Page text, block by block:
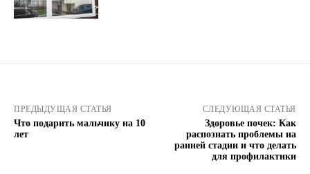
ПРЕДЫДУЩАЯ СТАТЬЯ
Что подарить мальчику на 10
лет
СЛЕДУЮЩАЯ СТАТЬЯ
Здоровье почек: Как
распознать проблемы на
ранней стадии и что делать
для профилактики